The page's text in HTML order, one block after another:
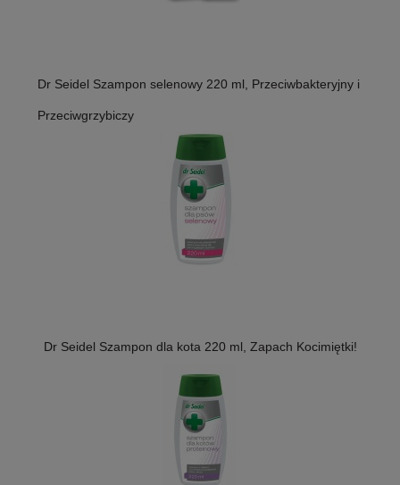
Dr Seidel Szampon selenowy 220 ml, Przeciwbakteryjny i
Przeciwgrzybiczy
Dr Seidel Szampon dla kota 220 ml, Zapach Kocimiętki!